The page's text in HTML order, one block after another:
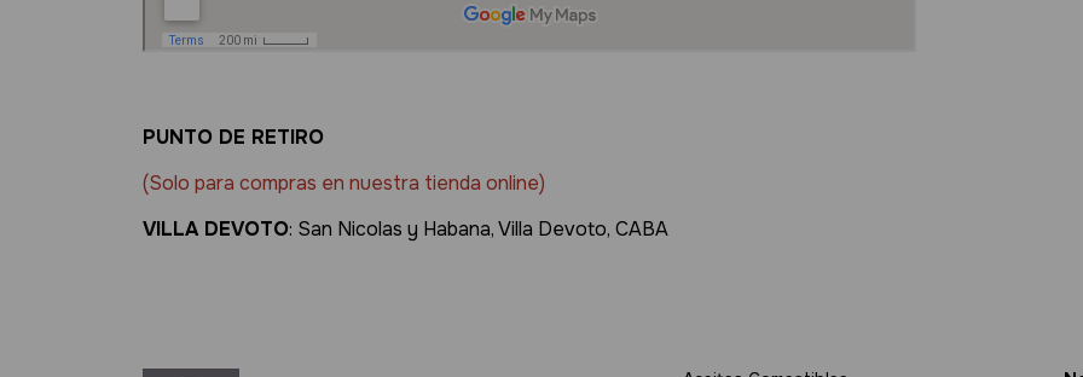
PUNTO DE RETIRO
(Solo para compras en nuestra tienda online)
VILLA DEVOTO: San Nicolas y Habana, Villa Devoto, CABA